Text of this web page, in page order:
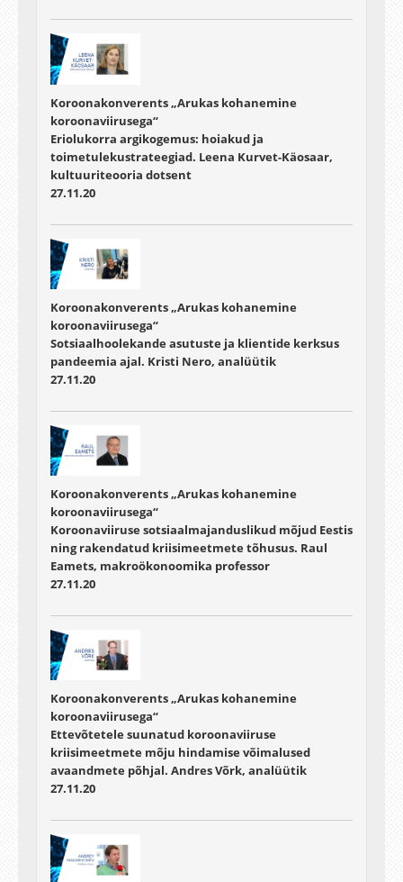
Koroonakonverents „Arukas kohanemine
koroonaviirusega“
Eriolukorra argikogemus: hoiakud ja
toimetulekustrateegiad. Leena Kurvet-Käosaar,
kultuuriteooria dotsent
27.11.20
Koroonakonverents „Arukas kohanemine
koroonaviirusega“
Sotsiaalhoolekande asutuste ja klientide kerksus
pandeemia ajal. Kristi Nero, analüütik
27.11.20
Koroonakonverents „Arukas kohanemine
koroonaviirusega“
Koroonaviiruse sotsiaalmajanduslikud mõjud Eestis
ning rakendatud kriisimeetmete tõhusus. Raul
Eamets, makroökonoomika professor
27.11.20
Koroonakonverents „Arukas kohanemine
koroonaviirusega“
Ettevõtetele suunatud koroonaviiruse
kriisimeetmete mõju hindamise võimalused
avaandmete põhjal. Andres Võrk, analüütik
27.11.20